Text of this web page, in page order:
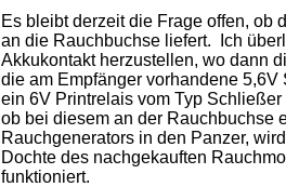
Es bleibt derzeit die Frage offen, ob
an die Rauchbuchse liefert. Ich
Akkukontakt herzustellen, wo dann
die am Empfänger vorhandene
ein 6V Printrelais vom Typ
ob bei diesem an der Rauchbuchse
Rauchgenerators in den Panzer,
Dochte des nachgekauften
funktioniert.